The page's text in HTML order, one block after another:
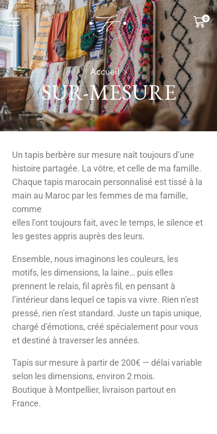
0
Accueil
SUR-MESURE
Un tapis berbère sur mesure naît toujours d’une
histoire partagée. La vôtre, et celle de ma famille.
Chaque tapis marocain personnalisé est tissé à la
main au Maroc par les femmes de ma famille,
comme
elles l’ont toujours fait, avec le temps, le silence et
les gestes appris auprès des leurs.
Ensemble, nous imaginons les couleurs, les
motifs, les dimensions, la laine… puis elles
prennent le relais, fil après fil, en pensant à
l’intérieur dans lequel ce tapis va vivre. Rien n’est
pressé, rien n’est standard. Juste un tapis unique,
chargé d’émotions, créé spécialement pour vous
et destiné à traverser les années.
Tapis sur mesure à partir de 200€ — délai variable
selon les dimensions, environ 2 mois.
Boutique à Montpellier, livraison partout en
France.